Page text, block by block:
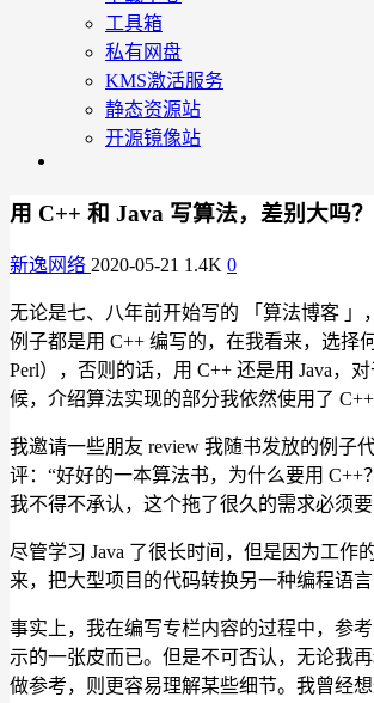
工具箱
私有网盘
KMS激活服务
静态资源站
开源镜像站
用 C++ 和 Java 写算法，差别大吗？
新逸网络 2020-05-21 1.4K 0
无论是七、八年前开始写的 「算法博客 」
例子都是用 C++ 编写的，在我看来，选择
Perl），否则的话，用 C++ 还是用 Java，
候，介绍算法实现的部分我依然使用了 C++
我邀请一些朋友 review 我随书发放的例子
评：“好好的一本算法书，为什么要用 C++
我不得不承认，这个拖了很久的需求必须要
尽管学习 Java 了很长时间，但是因为工作
来，把大型项目的代码转换另一种编程语
事实上，我在编写专栏内容的过程中，参
示的一张皮而已。但是不可否认，无论我
做参考，则更容易理解某些细节。我曾经